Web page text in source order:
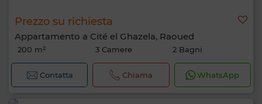
Prezzo su richiesta
Appartamento a Cité el Ghazela, Raoued
200 m² 3 Camere 2 Bagni
Contatta Chiama WhatsApp